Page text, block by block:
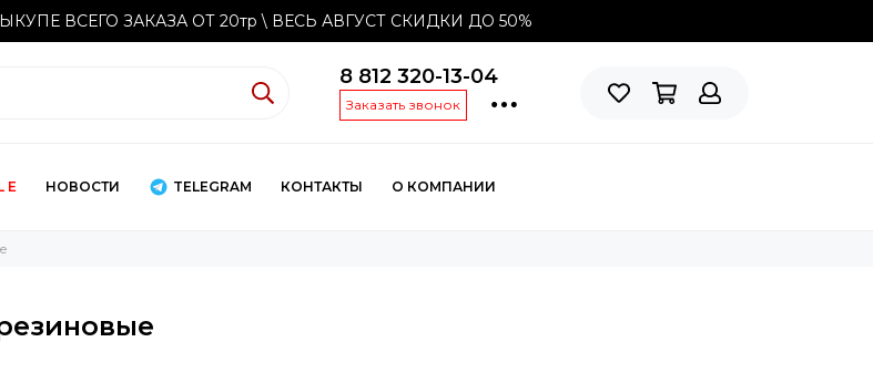
ВСЕГО ЗАКАЗА ОТ 20тр \ ВЕСЬ АВГУСТ СКИДКИ ДО 50%
8 812 320-13-04
Заказать звонок
E НОВОСТИ TELEGRAM КОНТАКТЫ О КОМПАНИИ